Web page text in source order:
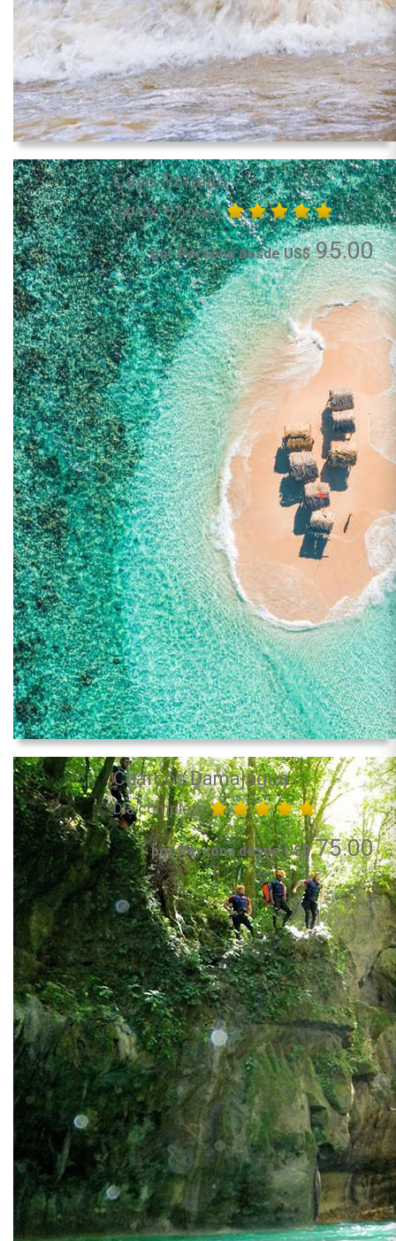
Cayo Paraiso
(aprox. 8 horas)
por Persona desde US$95.00
Charcos Damajagua
Día completo
por Persona desde US$75.00